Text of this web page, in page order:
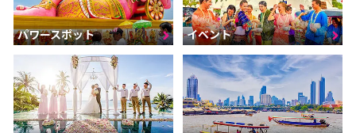
パワースポット イベント